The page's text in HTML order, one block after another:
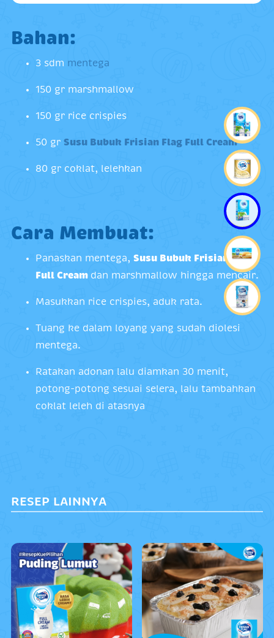
Bahan:
3 sdm mentega
150 gr marshmallow
150 gr rice crispies
50 gr Susu Bubuk Frisian Flag Full Cream
80 gr coklat, lelehkan
Cara Membuat:
Panaskan mentega, Susu Bubuk Frisian Flag
Full Cream dan marshmallow hingga mencair.
Masukkan rice crispies, aduk rata.
Tuang ke dalam loyang yang sudah diolesi
mentega.
Ratakan adonan lalu diamkan 30 menit,
potong-potong sesuai selera, lalu tambahkan
coklat leleh di atasnya
RESEP LAINNYA